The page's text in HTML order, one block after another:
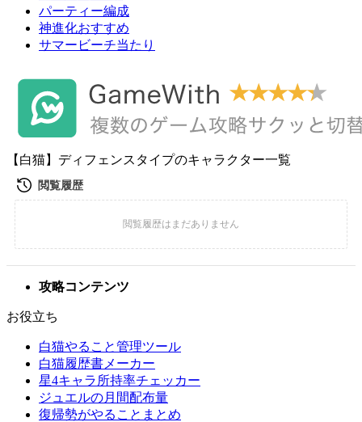
パーティー編成
神進化おすすめ
サマービーチ当たり
【白猫】ディフェンスタイプのキャラクター一覧
攻略コンテンツ
お役立ち
白猫やること管理ツール
白猫履歴書メーカー
星4キャラ所持率チェッカー
ジュエルの月間配布量
復帰勢がやることまとめ